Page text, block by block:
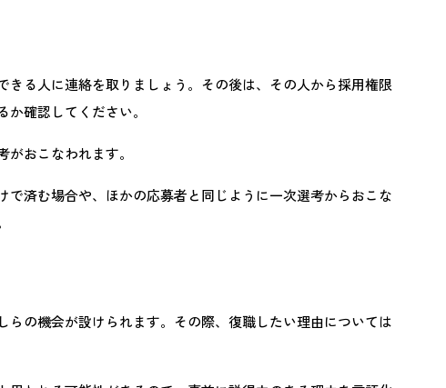
きる人に連絡を取りましょう。その後は、その人から採用権限
確認してください。
おこなわれます。
で済む場合や、ほかの応募者と同じように一次選考からおこな
らの機会が設けられます。その際、復職したい理由については